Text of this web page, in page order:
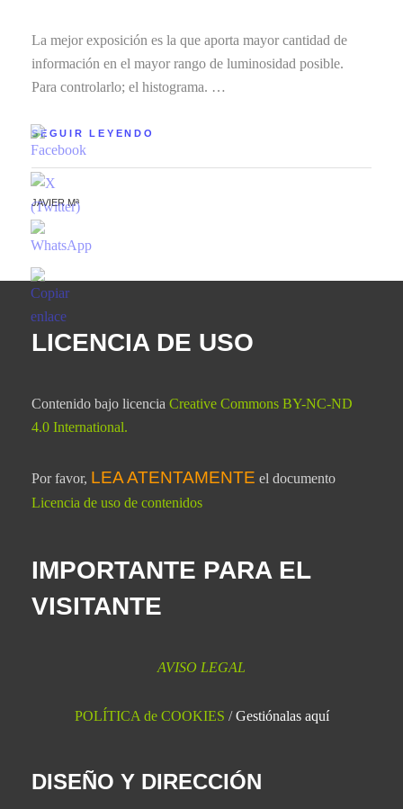
La mejor exposición es la que aporta mayor cantidad de
información en el mayor rango de luminosidad posible.
Para controlarlo; el histograma. …
SEGUIR LEYENDO
JAVIER Mª
LICENCIA DE USO
Contenido bajo licencia Creative Commons BY-NC-ND
4.0 International.
Por favor, LEA ATENTAMENTE el documento
Licencia de uso de contenidos
IMPORTANTE PARA EL
VISITANTE
AVISO LEGAL
POLÍTICA de COOKIES /Gestiónalas aquí
DISEÑO Y DIRECCIÓN